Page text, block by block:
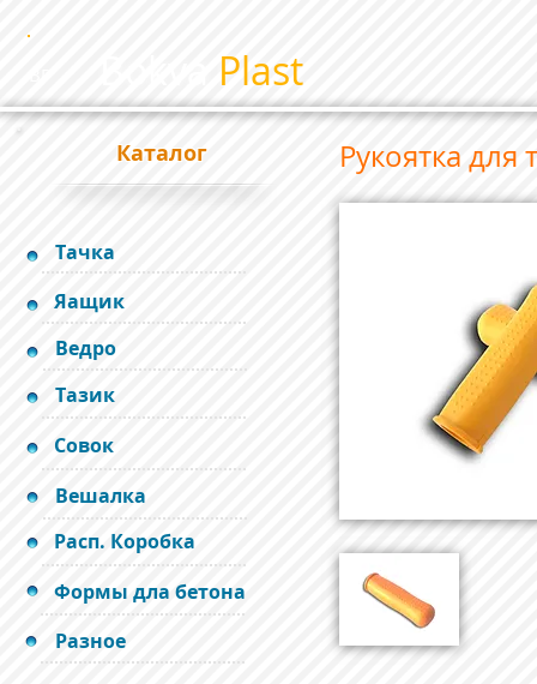
Plast
Каталог
Тачка
Яащик
Ведро
Тазик
Совок
Вешалка
Расп. Коробка
Формы дла бетона
Разное
Рукоятка для